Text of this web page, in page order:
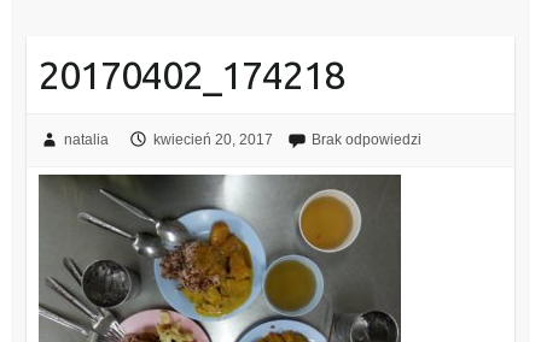
20170402_174218
natalia kwiecień 20, 2017 Brak odpowiedzi